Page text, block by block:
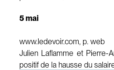
5 mai
www.ledevoir.com, p. web
Julien Laflamme et Pierre-
positif de la hausse du